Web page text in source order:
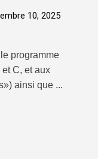
10, 2025
programme
C, et aux
ainsi que ...